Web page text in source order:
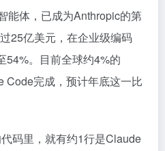
能体，已成为Anthropic的第
25亿美元，在企业级编码
54%。目前全球约4%的
Code完成，预计年底这一比
码里，就有约1行是Claude